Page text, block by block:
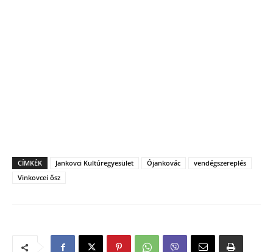
CÍMKÉK Jankovci Kultúregyesület Ójankovác
vendégszereplés
Vinkovcei ősz